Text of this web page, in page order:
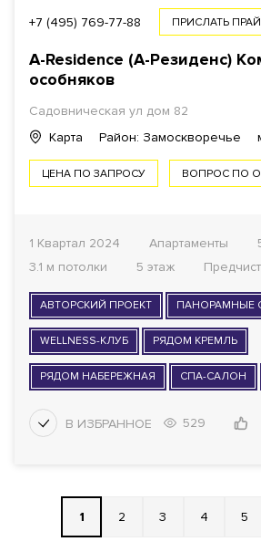
+7 (495) 769-77-88 ПРИСЛАТЬ
A-Residence (А-Резиденс)
особняков
Садовническая ул дом 82
Карта
Район: Замоскворечье
ЦЕНА ПО ЗАПРОСУ ВОПРОС ПО
1 Квартал 2024 Апартаменты
3.1 м потолки
5 этаж
АВТОРСКИЙ ПРОЕКТ ПАНОРАМНЫЕ
WELLNESS-КЛУБ РЯДОМ КРЕМЛЬ
РЯДОМ НАБЕРЕЖНАЯ СПА-САЛОН
529
1 2 3 4 5